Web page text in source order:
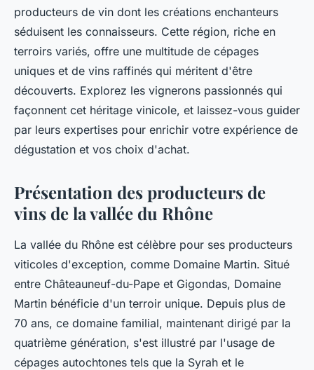
producteurs de vin dont les créations enchanteurs
séduisent les connaisseurs. Cette région, riche en
terroirs variés, offre une multitude de cépages
uniques et de vins raffinés qui méritent d'être
découverts. Explorez les vignerons passionnés qui
façonnent cet héritage vinicole, et laissez-vous guider
par leurs expertises pour enrichir votre expérience de
dégustation et vos choix d'achat.
Présentation des producteurs de
vins de la vallée du Rhône
La vallée du Rhône est célèbre pour ses producteurs
viticoles d'exception, comme Domaine Martin. Situé
entre Châteauneuf-du-Pape et Gigondas, Domaine
Martin bénéficie d'un terroir unique. Depuis plus de
70 ans, ce domaine familial, maintenant dirigé par la
quatrième génération, s'est illustré par l'usage de
cépages autochtones tels que la Syrah et le